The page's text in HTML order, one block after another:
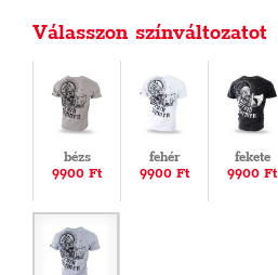
Válasszon színváltozatot
bézs
9900 Ft
fehér
9900 Ft
fekete
9900 Ft